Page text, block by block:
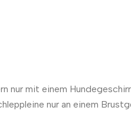
nur mit einem
nur an einem